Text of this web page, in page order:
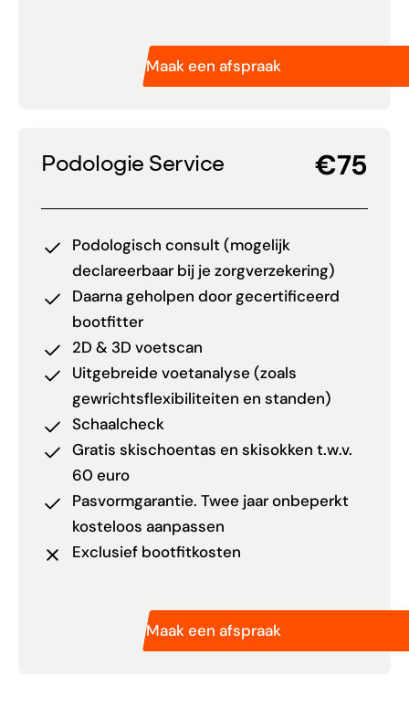
Maak een afspraak
Podologie Service €75
Podologisch consult (mogelijk
declareerbaar bij je zorgverzekering)
Daarna geholpen door gecertificeerd
bootfitter
2D & 3D voetscan
Uitgebreide voetanalyse (zoals
gewrichtsflexibiliteiten en standen)
Schaalcheck
Gratis skischoentas en skisokken t.w.v.
60 euro
Pasvormgarantie. Twee jaar onbeperkt
kosteloos aanpassen
Exclusief bootfitkosten
Maak een afspraak